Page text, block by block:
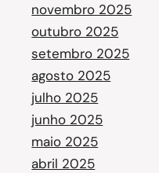
novembro 2025
outubro 2025
setembro 2025
agosto 2025
julho 2025
junho 2025
maio 2025
abril 2025